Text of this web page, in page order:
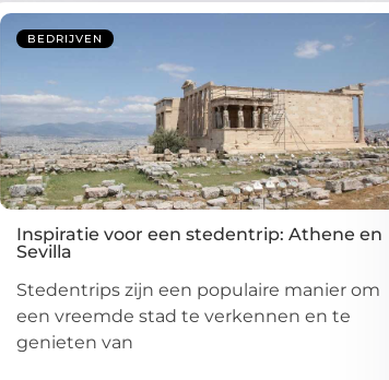
BEDRIJVEN
Inspiratie voor een stedentrip: Athene en
Sevilla
Stedentrips zijn een populaire manier om
een vreemde stad te verkennen en te
genieten van